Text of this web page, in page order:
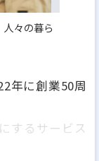
々の暮ら
年に創業50周
するサービス